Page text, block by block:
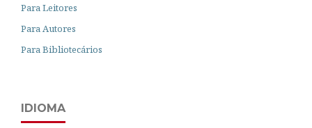
Para Leitores
Para Autores
Para Bibliotecários
IDIOMA